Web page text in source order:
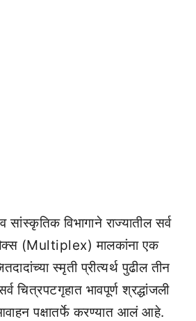
सांस्कृतिक विभागाने राज्यातील सर्व
(Multiplex) मालकांना एक
स्मृती प्रीत्यर्थ पुढील तीन
चित्रपटगृहात भावपूर्ण श्रद्धांजली
पक्षातर्फे करण्यात आलं आहे.